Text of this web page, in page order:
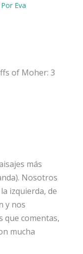
Eva
of Moher: 3
más
Nosotros
izquierda, de
y nos
que comentas,
mucha